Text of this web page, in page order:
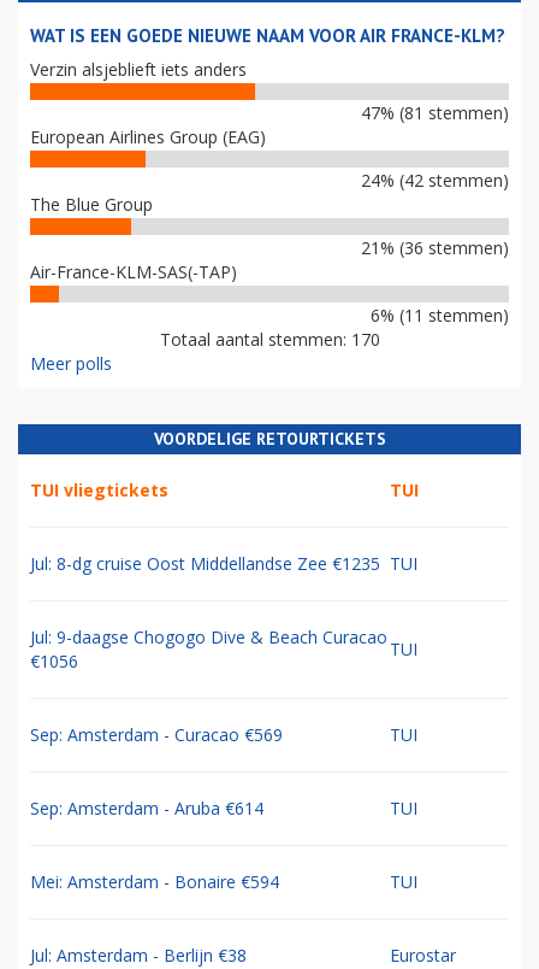
WAT IS EEN GOEDE NIEUWE NAAM VOOR AIR FRANCE-KLM?
Verzin alsjeblieft iets anders
47% (81 stemmen)
European Airlines Group (EAG)
24% (42 stemmen)
The Blue Group
21% (36 stemmen)
Air-France-KLM-SAS(-TAP)
6% (11 stemmen)
Totaal aantal stemmen: 170
Meer polls
VOORDELIGE RETOURTICKETS
TUI vliegtickets TUI
Jul: 8-dg cruise Oost Middellandse Zee €1235 TUI
Jul: 9-daagse Chogogo Dive & Beach Curacao
€1056
TUI
Sep: Amsterdam - Curacao €569 TUI
Sep: Amsterdam - Aruba €614 TUI
Mei: Amsterdam - Bonaire €594 TUI
Jul: Amsterdam - Berlijn €38 Eurostar